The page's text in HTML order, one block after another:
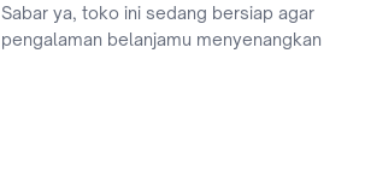
Sabar ya, toko ini sedang bersiap agar
pengalaman belanjamu menyenangkan